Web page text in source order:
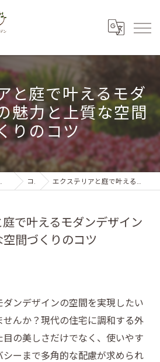
と庭で叶えるモダ
魅力と上質な空間
りのコツ
コアライフガーデン コラム エクステリアと庭で叶えるモダンデザインの魅力と上質な空間づくりのコツ
で叶えるモダンデザイン
間づくりのコツ
ンデザインの空間を実現したい
せんか？現代の住宅に調和する外
の美しさだけでなく、使いやす
シーまで多角的な配慮が求められ